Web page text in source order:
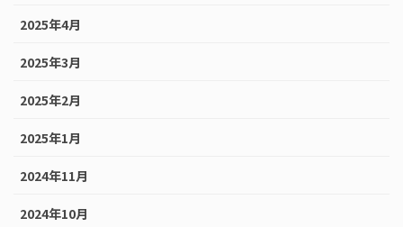
2025年4月
2025年3月
2025年2月
2025年1月
2024年11月
2024年10月